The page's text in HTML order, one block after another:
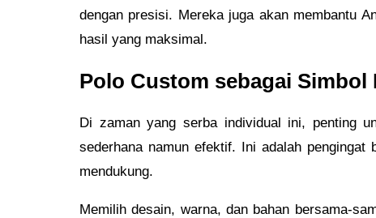
dengan presisi. Mereka juga akan membantu
hasil yang maksimal.
Polo Custom sebagai Simbol
Di zaman yang serba individual ini, penting
sederhana namun efektif. Ini adalah
mendukung.
Memilih desain, warna, dan bahan bersama-